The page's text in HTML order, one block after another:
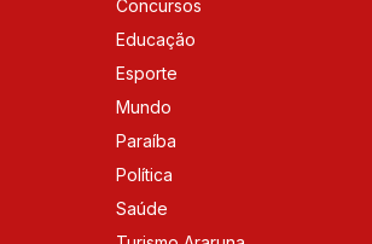
Concursos
Educação
Esporte
Mundo
Paraíba
Política
Saúde